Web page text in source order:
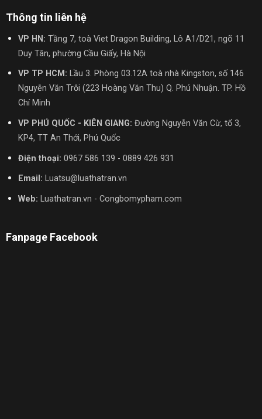
Thông tin liên hệ
VP HN: Tầng 7, toà Viet Dragon Building, Lô A1/D21, ngõ 11
Duy Tân, phường Cầu Giấy, Hà Nội
VP TP HCM: Lầu 3. Phòng 03.12A toà nhà Kingston, số 146
Nguyễn Văn Trỗi (223 Hoàng Văn Thu) Q. Phú Nhuận. TP. Hồ
Chí Minh
VP PHÚ QUỐC - KIÊN GIANG: Đường Nguyễn Văn Cừ, tổ 3,
KP4, TT An Thới, Phú Quốc
Điện thoại: 0967 586 139 - 0889 426 931
Email: Luatsu@luathatran.vn
Web: Luathatran.vn - Congbomypham.com
Fanpage Facebook